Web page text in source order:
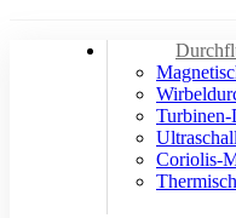
Turbinen-
Coriolis-